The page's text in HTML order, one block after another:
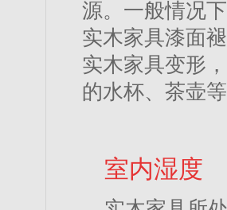
源。一般情况
实木家具漆面
实木家具变形
的水杯、茶壶
室内湿度